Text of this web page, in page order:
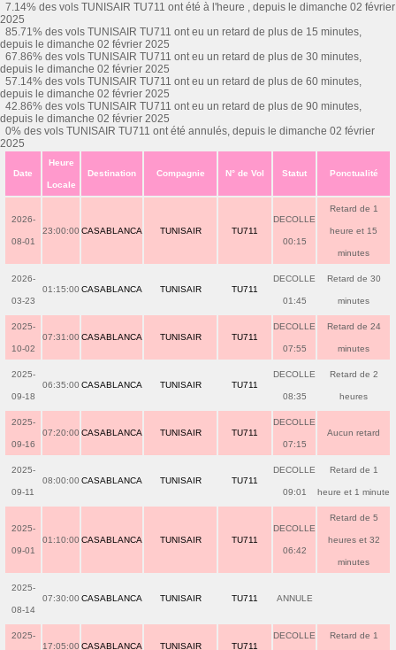
7.14% des vols TUNISAIR TU711 ont été à l'heure , depuis le dimanche 02 février
2025
85.71% des vols TUNISAIR TU711 ont eu un retard de plus de 15 minutes,
depuis le dimanche 02 février 2025
67.86% des vols TUNISAIR TU711 ont eu un retard de plus de 30 minutes,
depuis le dimanche 02 février 2025
57.14% des vols TUNISAIR TU711 ont eu un retard de plus de 60 minutes,
depuis le dimanche 02 février 2025
42.86% des vols TUNISAIR TU711 ont eu un retard de plus de 90 minutes,
depuis le dimanche 02 février 2025
0% des vols TUNISAIR TU711 ont été annulés, depuis le dimanche 02 février
2025
Date
Heure
Locale
Destination Compagnie N° de Vol Statut Ponctualité
2026-
08-01
23:00:00 CASABLANCA TUNISAIR TU711
DECOLLE
00:15
Retard de 1
heure et 15
minutes
2026-
03-23
01:15:00 CASABLANCA TUNISAIR TU711
DECOLLE
01:45
Retard de 30
minutes
2025-
10-02
07:31:00 CASABLANCA TUNISAIR TU711
DECOLLE
07:55
Retard de 24
minutes
2025-
09-18
06:35:00 CASABLANCA TUNISAIR TU711
DECOLLE
08:35
Retard de 2
heures
2025-
09-16
07:20:00 CASABLANCA TUNISAIR TU711
DECOLLE
07:15
Aucun retard
2025-
09-11
08:00:00 CASABLANCA TUNISAIR TU711
DECOLLE
09:01
Retard de 1
heure et 1 minute
2025-
09-01
01:10:00 CASABLANCA TUNISAIR TU711
DECOLLE
06:42
Retard de 5
heures et 32
minutes
2025-
08-14
07:30:00 CASABLANCA TUNISAIR TU711 ANNULE
2025-
17:05:00 CASABLANCA TUNISAIR TU711
DECOLLE Retard de 1